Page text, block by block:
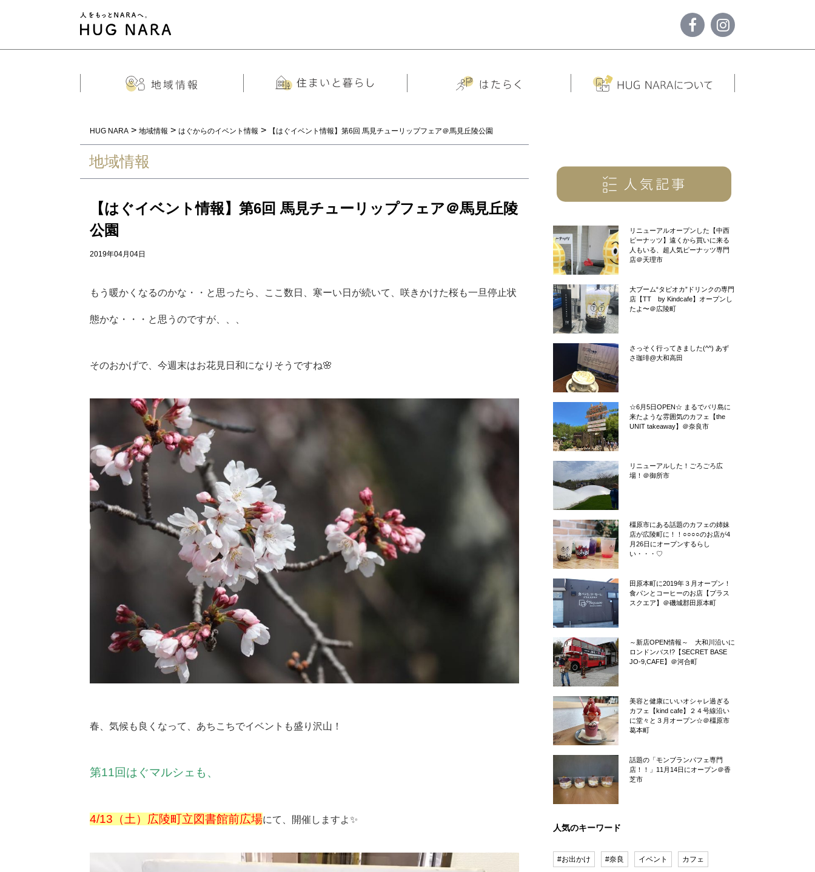
HUG NARA > 地域情報 > はぐからのイベント情報 > 【はぐイベント情報】第6回 馬見チューリップフェア＠馬見丘陵公園
地域情報
【はぐイベント情報】第6回 馬見チューリップフェア＠馬見丘陵
公園
2019年04月04日
もう暖かくなるのかな・・と思ったら、ここ数日、寒ーい日が続いて、咲きかけた桜も一旦停止状
態かな・・・と思うのですが、、、
そのおかげで、今週末はお花見日和になりそうですね🌸
春、気候も良くなって、あちこちでイベントも盛り沢山！
第11回はぐマルシェも、
4/13（土）広陵町立図書館前広場にて、開催しますよ✨
リニューアルオープンした【中西
ピーナッツ】遠くから買いに来る
人もいる、超人気ピーナッツ専門
店＠天理市
大ブーム“タピオカ”ドリンクの専門
店【TT by Kindcafe】オープンし
たよ〜＠広陵町
さっそく行ってきました(^^) あず
さ珈琲@大和高田
☆6月5日OPEN☆ まるでバリ島に
来たような雰囲気のカフェ【the
UNIT takeaway】＠奈良市
リニューアルした！ごろごろ広
場！＠御所市
橿原市にある話題のカフェの姉妹
店が広陵町に！！○○○○のお店が4
月26日にオープンするらし
い・・・♡
田原本町に2019年３月オープン！
食パンとコーヒーのお店【プラス
スクエア】＠磯城郡田原本町
～新店OPEN情報～ 大和川沿いに
ロンドンバス!?【SECRET BASE
JO-9,CAFE】＠河合町
美容と健康にいいオシャレ過ぎる
カフェ【kind cafe】２４号線沿い
に堂々と３月オープン☆＠橿原市
葛本町
話題の「モンブランパフェ専門
店！！」11月14日にオープン＠香
芝市
人気のキーワード
#お出かけ #奈良 イベント カフェ